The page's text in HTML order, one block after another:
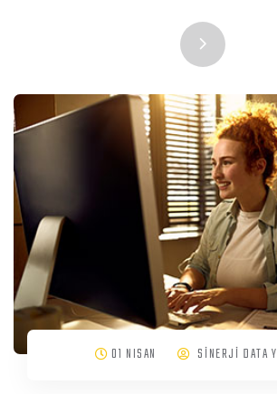
01 NISAN SİNERJİ DATA